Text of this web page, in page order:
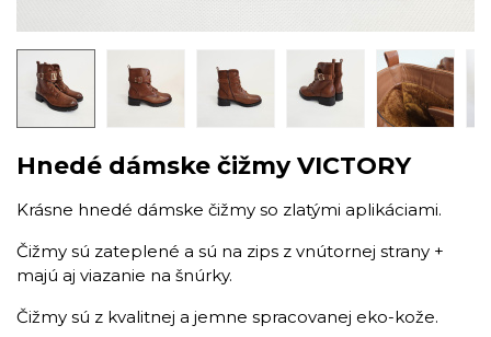
Hnedé dámske čižmy VICTORY
Krásne hnedé dámske čižmy so zlatými aplikáciami.
Čižmy sú zateplené a sú na zips z vnútornej strany +
majú aj viazanie na šnúrky.
Čižmy sú z kvalitnej a jemne spracovanej eko-kože.